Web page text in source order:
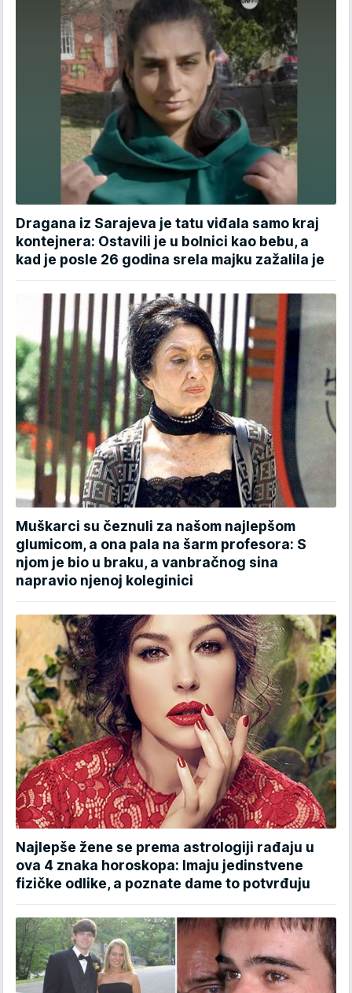
Dragana iz Sarajeva je tatu viđala samo kraj
kontejnera: Ostavili je u bolnici kao bebu, a
kad je posle 26 godina srela majku zažalila je
Muškarci su čeznuli za našom najlepšom
glumicom, a ona pala na šarm profesora: S
njom je bio u braku, a vanbračnog sina
napravio njenoj koleginici
Najlepše žene se prema astrologiji rađaju u
ova 4 znaka horoskopa: Imaju jedinstvene
fizičke odlike, a poznate dame to potvrđuju